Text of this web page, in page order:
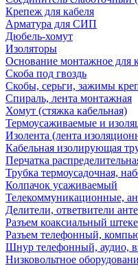
Крепеж для кабеля
Арматура для СИП
Дюбель-хомут
Изоляторы
Основание монтажное для
Скоба под гвоздь
Скобы, серьги, зажимы
Спираль, лента монтажная
Хомут (стяжка кабельная)
Термоусаживаемые и
Изолента (лента
Кабельная изолирующая
Перчатка
Трубка термоусадочная,
Колпачок усаживаемый
Телекоммуникационные,
Делители, ответвители
Разъем коаксиальный
Разъем телефонный,
Шнур телефонный, аудио,
Низковольтное